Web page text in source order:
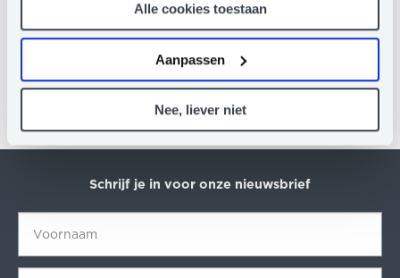
van de webpagina die je bezoekt, kun je je toestemming
weer intrekken (of aanpassen). Meer weten? Lees dan
ons Privacy Statement.
Alle cookies toestaan
Aanpassen
Nee, liever niet
die ze presenteerde werd afgelopen najaar
uitgezonden op National Geographic.
Anic is dol op tech die wereld vooruit helpt. Ze wil
graag zoveel mogelijk mensen enthousiasmeren voor
de nieuwste technologische innovaties en wat voor
impact die hebben op ons leven.
Schrijf je in voor onze nieuwsbrief